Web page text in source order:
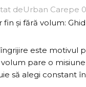
deUrban Carepe
este motivul
pare o
să alegi constant